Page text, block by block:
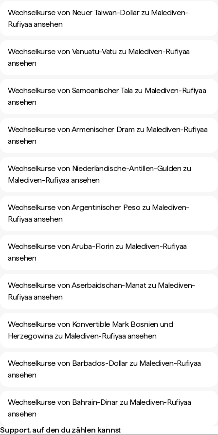
Wechselkurse von Neuer Taiwan-Dollar zu Malediven-
Rufiyaa ansehen
Wechselkurse von Vanuatu-Vatu zu Malediven-Rufiyaa
ansehen
Wechselkurse von Samoanischer Tala zu Malediven-Rufiyaa
ansehen
Wechselkurse von Armenischer Dram zu Malediven-Rufiyaa
ansehen
Wechselkurse von Niederländische-Antillen-Gulden zu
Malediven-Rufiyaa ansehen
Wechselkurse von Argentinischer Peso zu Malediven-
Rufiyaa ansehen
Wechselkurse von Aruba-Florin zu Malediven-Rufiyaa
ansehen
Wechselkurse von Aserbaidschan-Manat zu Malediven-
Rufiyaa ansehen
Wechselkurse von Konvertible Mark Bosnien und
Herzegowina zu Malediven-Rufiyaa ansehen
Wechselkurse von Barbados-Dollar zu Malediven-Rufiyaa
ansehen
Wechselkurse von Bahrain-Dinar zu Malediven-Rufiyaa
ansehen
Support, auf den du zählen kannst